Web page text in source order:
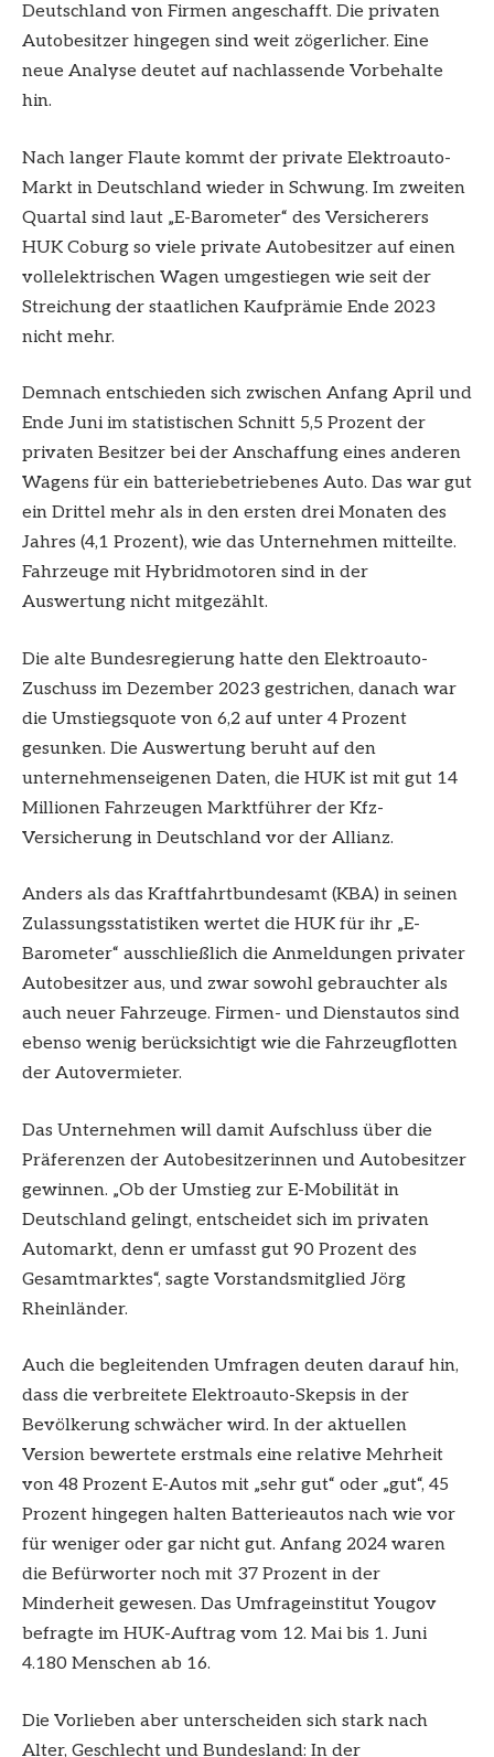
Deutschland von Firmen angeschafft. Die privaten
Autobesitzer hingegen sind weit zögerlicher. Eine
neue Analyse deutet auf nachlassende Vorbehalte
hin.
Nach langer Flaute kommt der private Elektroauto-
Markt in Deutschland wieder in Schwung. Im zweiten
Quartal sind laut „E-Barometer“ des Versicherers
HUK Coburg so viele private Autobesitzer auf einen
vollelektrischen Wagen umgestiegen wie seit der
Streichung der staatlichen Kaufprämie Ende 2023
nicht mehr.
Demnach entschieden sich zwischen Anfang April und
Ende Juni im statistischen Schnitt 5,5 Prozent der
privaten Besitzer bei der Anschaffung eines anderen
Wagens für ein batteriebetriebenes Auto. Das war gut
ein Drittel mehr als in den ersten drei Monaten des
Jahres (4,1 Prozent), wie das Unternehmen mitteilte.
Fahrzeuge mit Hybridmotoren sind in der
Auswertung nicht mitgezählt.
Die alte Bundesregierung hatte den Elektroauto-
Zuschuss im Dezember 2023 gestrichen, danach war
die Umstiegsquote von 6,2 auf unter 4 Prozent
gesunken. Die Auswertung beruht auf den
unternehmenseigenen Daten, die HUK ist mit gut 14
Millionen Fahrzeugen Marktführer der Kfz-
Versicherung in Deutschland vor der Allianz.
Anders als das Kraftfahrtbundesamt (KBA) in seinen
Zulassungsstatistiken wertet die HUK für ihr „E-
Barometer“ ausschließlich die Anmeldungen privater
Autobesitzer aus, und zwar sowohl gebrauchter als
auch neuer Fahrzeuge. Firmen- und Dienstautos sind
ebenso wenig berücksichtigt wie die Fahrzeugflotten
der Autovermieter.
Das Unternehmen will damit Aufschluss über die
Präferenzen der Autobesitzerinnen und Autobesitzer
gewinnen. „Ob der Umstieg zur E-Mobilität in
Deutschland gelingt, entscheidet sich im privaten
Automarkt, denn er umfasst gut 90 Prozent des
Gesamtmarktes“, sagte Vorstandsmitglied Jörg
Rheinländer.
Auch die begleitenden Umfragen deuten darauf hin,
dass die verbreitete Elektroauto-Skepsis in der
Bevölkerung schwächer wird. In der aktuellen
Version bewertete erstmals eine relative Mehrheit
von 48 Prozent E-Autos mit „sehr gut“ oder „gut“, 45
Prozent hingegen halten Batterieautos nach wie vor
für weniger oder gar nicht gut. Anfang 2024 waren
die Befürworter noch mit 37 Prozent in der
Minderheit gewesen. Das Umfrageinstitut Yougov
befragte im HUK-Auftrag vom 12. Mai bis 1. Juni
4.180 Menschen ab 16.
Die Vorlieben aber unterscheiden sich stark nach
Alter, Geschlecht und Bundesland: In der